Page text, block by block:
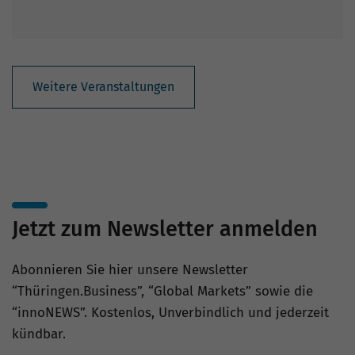
Weitere Veranstaltungen
Jetzt zum Newsletter anmelden
Abonnieren Sie hier unsere Newsletter
“Thüringen.Business”, “Global Markets” sowie die
“innoNEWS”. Kostenlos, Unverbindlich und jederzeit
kündbar.